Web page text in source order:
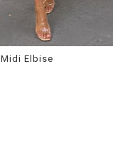
Elbise